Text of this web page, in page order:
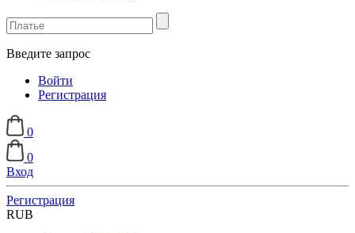
Введите запрос
Войти
Регистрация
0
0
Вход
Регистрация
RUB